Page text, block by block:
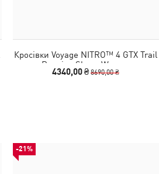
Кросівки Voyage NITRO™ 4 GTX Trail
Running Shoes Women
4340,00 ₴8690,00 ₴
-21%